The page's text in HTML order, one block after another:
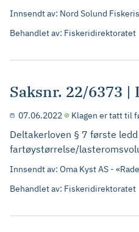
Innsendt av: Nord Solund
Behandlet av: Fiskeridirektoratet
Saksnr. 22/6373 |
07.06.2022 Klagen er tatt til
Deltakerloven § 7 første
fartøystørrelse/
Innsendt av: Oma Kyst AS -
Behandlet av: Fiskeridirektoratet